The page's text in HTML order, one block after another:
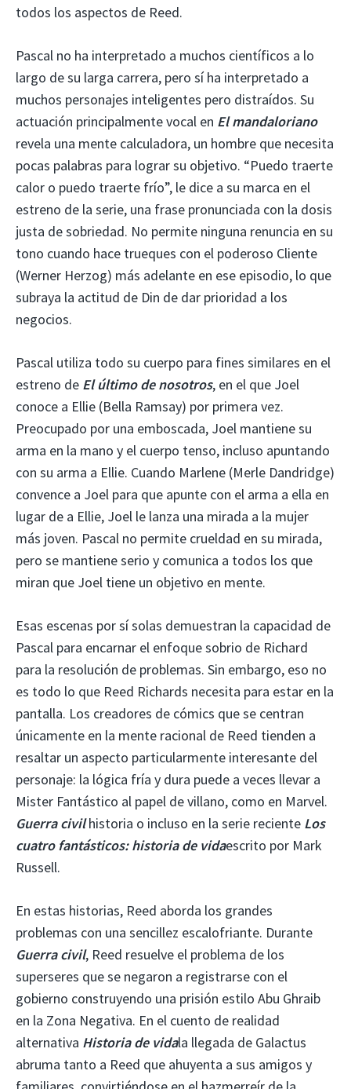
todos los aspectos de Reed.
Pascal no ha interpretado a muchos científicos a lo
largo de su larga carrera, pero sí ha interpretado a
muchos personajes inteligentes pero distraídos. Su
actuación principalmente vocal en El mandaloriano
revela una mente calculadora, un hombre que necesita
pocas palabras para lograr su objetivo. “Puedo traerte
calor o puedo traerte frío”, le dice a su marca en el
estreno de la serie, una frase pronunciada con la dosis
justa de sobriedad. No permite ninguna renuncia en su
tono cuando hace trueques con el poderoso Cliente
(Werner Herzog) más adelante en ese episodio, lo que
subraya la actitud de Din de dar prioridad a los
negocios.
Pascal utiliza todo su cuerpo para fines similares en el
estreno de El último de nosotros, en el que Joel
conoce a Ellie (Bella Ramsay) por primera vez.
Preocupado por una emboscada, Joel mantiene su
arma en la mano y el cuerpo tenso, incluso apuntando
con su arma a Ellie. Cuando Marlene (Merle Dandridge)
convence a Joel para que apunte con el arma a ella en
lugar de a Ellie, Joel le lanza una mirada a la mujer
más joven. Pascal no permite crueldad en su mirada,
pero se mantiene serio y comunica a todos los que
miran que Joel tiene un objetivo en mente.
Esas escenas por sí solas demuestran la capacidad de
Pascal para encarnar el enfoque sobrio de Richard
para la resolución de problemas. Sin embargo, eso no
es todo lo que Reed Richards necesita para estar en la
pantalla. Los creadores de cómics que se centran
únicamente en la mente racional de Reed tienden a
resaltar un aspecto particularmente interesante del
personaje: la lógica fría y dura puede a veces llevar a
Mister Fantástico al papel de villano, como en Marvel.
Guerra civilhistoria o incluso en la serie reciente Los
cuatro fantásticos: historia de vidaescrito por Mark
Russell.
En estas historias, Reed aborda los grandes
problemas con una sencillez escalofriante. Durante
Guerra civil, Reed resuelve el problema de los
superseres que se negaron a registrarse con el
gobierno construyendo una prisión estilo Abu Ghraib
en la Zona Negativa. En el cuento de realidad
alternativa Historia de vidala llegada de Galactus
abruma tanto a Reed que ahuyenta a sus amigos y